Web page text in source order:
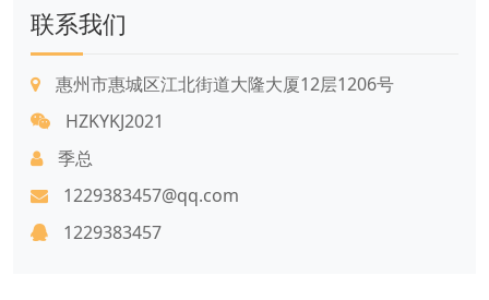
联系我们
惠州市惠城区江北街道大隆大厦12层1206号
HZKYKJ2021
季总
1229383457@qq.com
1229383457